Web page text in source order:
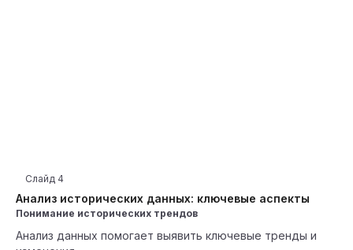
Анализ исторических данных: ключевые аспекты
Слайд 4
Понимание исторических трендов
Анализ данных помогает выявить ключевые тренды и